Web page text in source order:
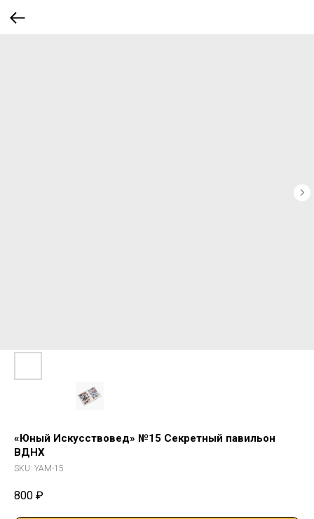
«Юный Искусствовед» №15 Секретный павильон
ВДНХ
SKU: YAM-15
800 ₽